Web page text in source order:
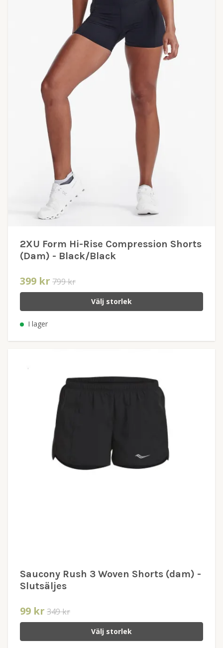
2XU Form Hi-Rise Compression Shorts
(Dam) - Black/Black
399 kr 799 kr
Välj storlek
I lager
Saucony Rush 3 Woven Shorts (dam) -
Slutsäljes
99 kr 349 kr
Välj storlek